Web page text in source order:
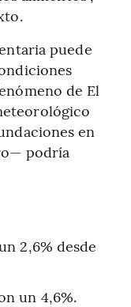
puede
de El
en
podría
2,6% desde
un 4,6%.